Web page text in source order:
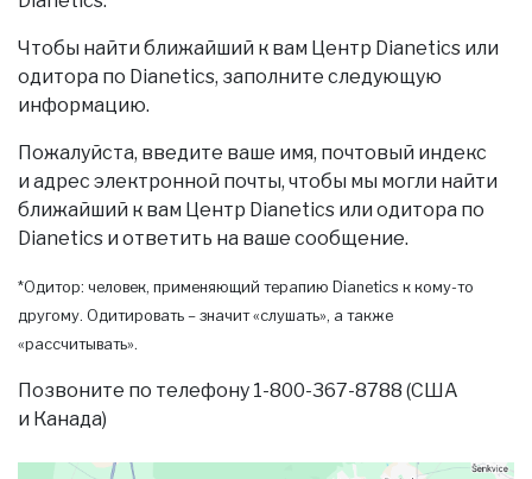
Чтобы найти ближайший к вам Центр Dianetics или
одитора по Dianetics, заполните следующую
информацию.
Пожалуйста, введите ваше имя, почтовый индекс
и адрес электронной почты, чтобы мы могли найти
ближайший к вам Центр Dianetics или одитора по
Dianetics и ответить на ваше сообщение.
*Одитор: человек, применяющий терапию Dianetics к кому-то
другому. Одитировать – значит «слушать», а также
«рассчитывать».
Позвоните по телефону 1-800-367-8788 (США
и Канада)